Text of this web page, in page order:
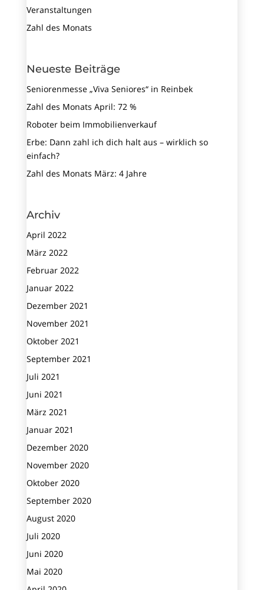
Veranstaltungen
Zahl des Monats
Neueste Beiträge
Seniorenmesse „Viva Seniores“ in Reinbek
Zahl des Monats April: 72 %
Roboter beim Immobilien­verkauf
Erbe: Dann zahl ich dich halt aus – wirklich so
einfach?
Zahl des Monats März: 4 Jahre
Archiv
April 2022
März 2022
Februar 2022
Januar 2022
Dezember 2021
November 2021
Oktober 2021
September 2021
Juli 2021
Juni 2021
März 2021
Januar 2021
Dezember 2020
November 2020
Oktober 2020
September 2020
August 2020
Juli 2020
Juni 2020
Mai 2020